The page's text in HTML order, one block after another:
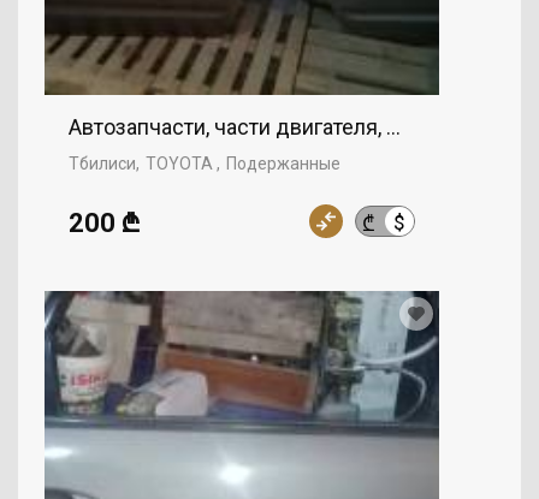
Автозапчасти, части двигателя, Правая дверь,
Тбилиси TOYOTA Подержанные
₾ $
200 ₾